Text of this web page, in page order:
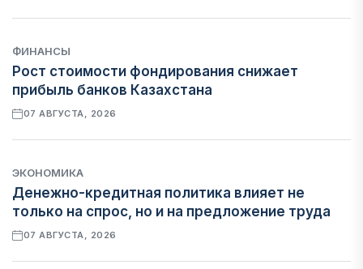
ФИНАНСЫ
Рост стоимости фондирования снижает
прибыль банков Казахстана
07 АВГУСТА, 2026
ЭКОНОМИКА
Денежно-кредитная политика влияет не
только на спрос, но и на предложение труда
07 АВГУСТА, 2026